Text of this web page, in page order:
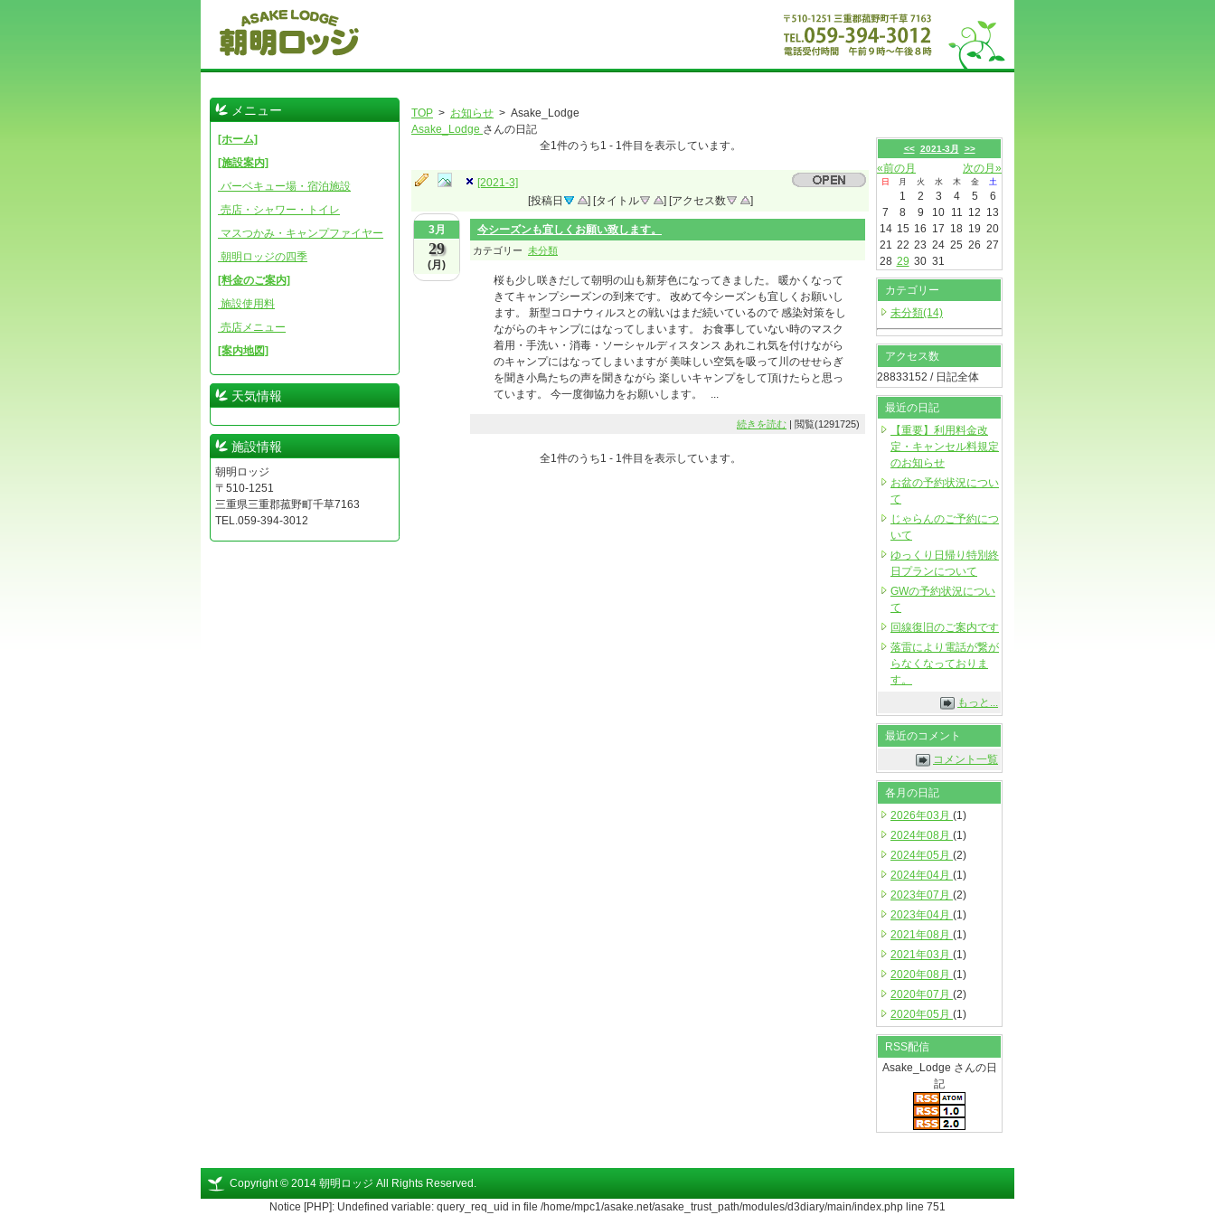
TOP > お知らせ > Asake_Lodge
Asake_Lodge さんの日記
全1件のうち1 - 1件目を表示しています。
[2021-3]
[投稿日
] [タイトル ] [アクセス数 ]
3月
29
(月)
今シーズンも宜しくお願い致します。
カテゴリー 未分類
桜も少し咲きだして朝明の山も新芽色になってきました。 暖かくなって
きてキャンプシーズンの到来です。 改めて今シーズンも宜しくお願いし
ます。 新型コロナウィルスとの戦いはまだ続いているので 感染対策をし
ながらのキャンプにはなってしまいます。 お食事していない時のマスク
着用・手洗い・消毒・ソーシャルディスタンス あれこれ気を付けながら
のキャンプにはなってしまいますが 美味しい空気を吸って川のせせらぎ
を聞き小鳥たちの声を聞きながら 楽しいキャンプをして頂けたらと思っ
ています。 今一度御協力をお願いします。 ...
続きを読む | 閲覧(1291725)
全1件のうち1 - 1件目を表示しています。
<< 2021-3月 >>
«前の月 次の月»
日 月 火 水 木 金 土
1 2 3 4 5
6
7
8 9 10 11 12 13
14 15 16 17 18 19 20
21 22 23 24 25 26 27
28 29 30 31
カテゴリー
未分類(14)
アクセス数
28833152 / 日記全体
最近の日記
【重要】利用料金改
定・キャンセル料規定
のお知らせ
お盆の予約状況につい
て
じゃらんのご予約につ
いて
ゆっくり日帰り特別終
日プランについて
GWの予約状況につい
て
回線復旧のご案内です
落雷により電話が繋が
らなくなっておりま
す。
もっと...
最近のコメント
コメント一覧
各月の日記
2026年03月 (1)
2024年08月 (1)
2024年05月 (2)
2024年04月 (1)
2023年07月 (2)
2023年04月 (1)
2021年08月 (1)
2021年03月 (1)
2020年08月 (1)
2020年07月 (2)
2020年05月 (1)
RSS配信
Asake_Lodge さんの日
記
メニュー
[ホーム]
[施設案内]
バーベキュー場・宿泊施設
売店・シャワー・トイレ
マスつかみ・キャンプファイヤー
朝明ロッジの四季
[料金のご案内]
施設使用料
売店メニュー
[案内地図]
天気情報
施設情報
朝明ロッジ
〒510-1251
三重県三重郡菰野町千草7163
TEL.059-394-3012
Copyright © 2014 朝明ロッジ All Rights Reserved.
Notice [PHP]: Undefined variable: query_req_uid in file /home/mpc1/asake.net/asake_trust_path/modules/d3diary/main/index.php line 751